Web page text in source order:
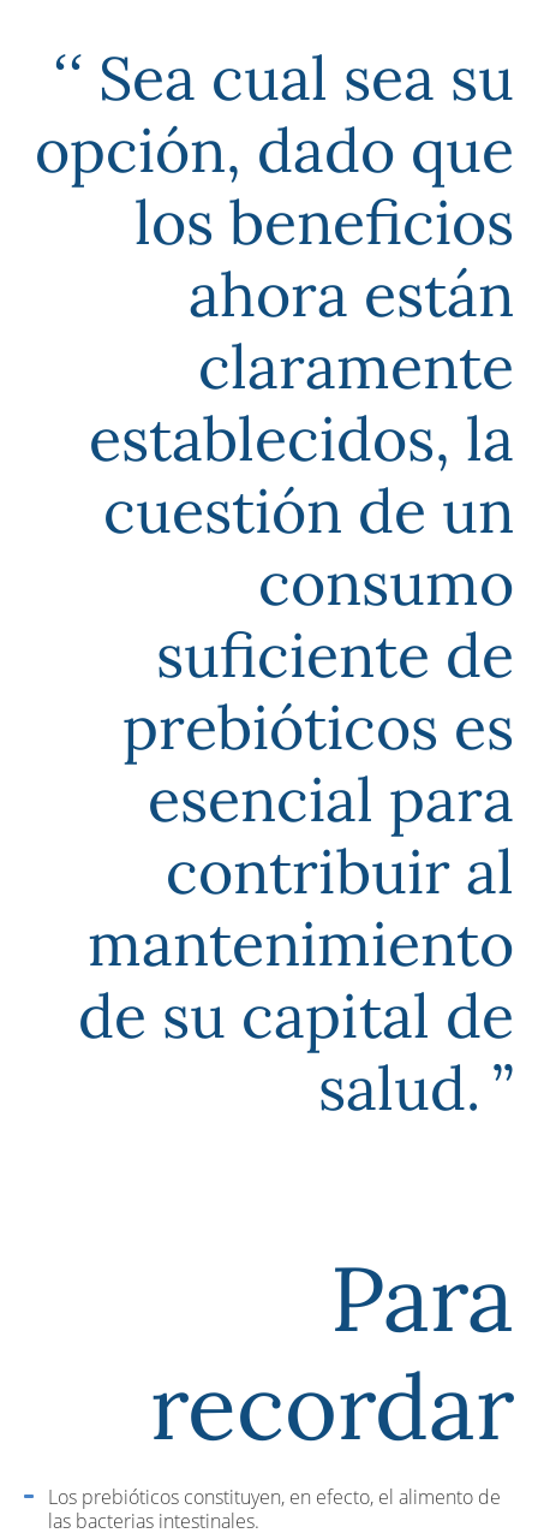
Sea cual sea su
opción, dado que
los beneficios
ahora están
claramente
establecidos, la
cuestión de un
consumo
suficiente de
prebióticos es
esencial para
contribuir al
mantenimiento
de su capital de
salud.
Para
recordar
Los prebióticos constituyen, en efecto, el alimento de
las bacterias intestinales.